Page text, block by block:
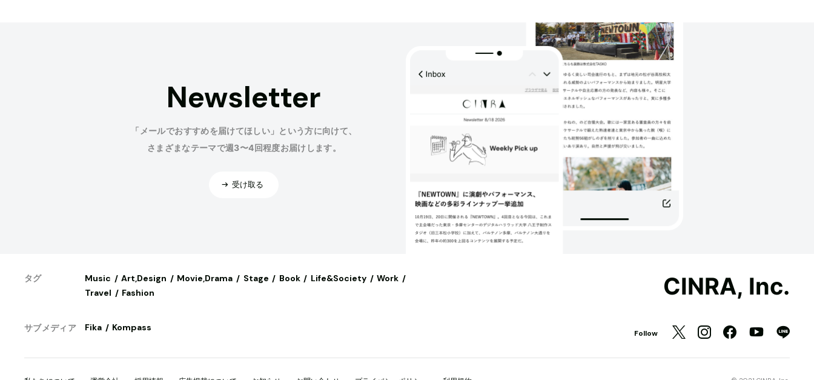
Newsletter
「メールでおすすめを届けてほしい」という方に向けて、
さまざまなテーマで週3〜4回程度お届けします。
受け取る
タグ Music Art,Design Movie,Drama Stage Book Life&Society
Work
Travel
Fashion
サブメディア Fika Kompass
CINRA, Inc.
Follow